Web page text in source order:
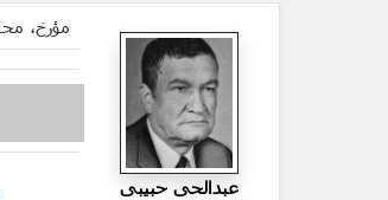
مؤرخ،
عبدالحی حبیبی